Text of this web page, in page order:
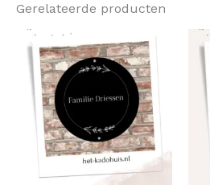
Gerelateerde producten